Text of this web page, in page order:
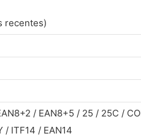
recentes)
/ EAN8+5 / 25 / 25C /
/ ITF14 / EAN14